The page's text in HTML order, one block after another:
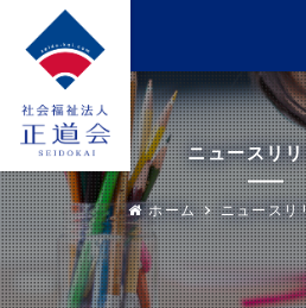
ニュースリ
ホーム ニュースリ